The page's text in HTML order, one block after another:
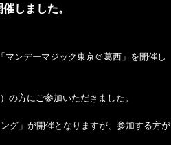
しました。
ンデーマジック東京＠葛西」を開催し
の方にご参加いただきました。
グ」が開催となりますが、参加する方が